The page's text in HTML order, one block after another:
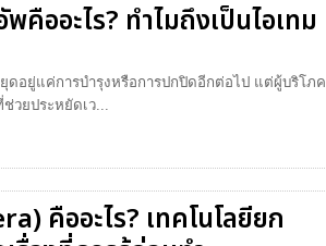
ออะไร? ทำไมถึงเป็นไอเทม
ดอยู่แค่การบำรุงหรือการปกปิดอีกต่อไป แต่ผู้บริโภค
ยประหยัดเว...
คืออะไร? เทคโนโลยียก